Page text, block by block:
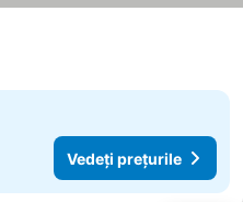
Vedeți prețurile